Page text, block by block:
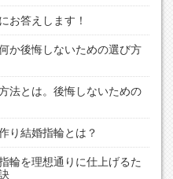
お答えします！
か後悔しないための選び方
法とは。後悔しないための
り結婚指輪とは？
輪を理想通りに仕上げるた